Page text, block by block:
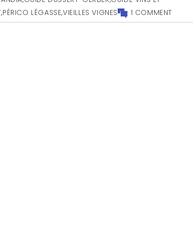
,PÉRICO LÉGASSE,VIEILLES VIGNES 1 COMMENT